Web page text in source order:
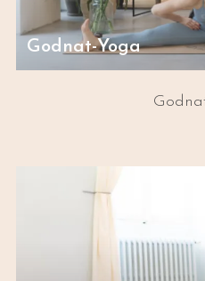
Godnat-Yoga